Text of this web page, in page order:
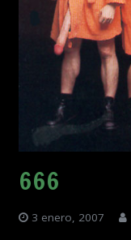
Acerca de
666
3 enero, 2007